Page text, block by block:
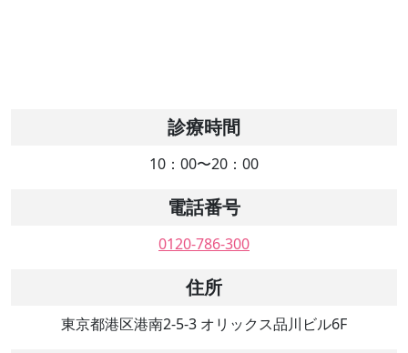
診療時間
10：00〜20：00
電話番号
0120-786-300
住所
東京都港区港南2-5-3 オリックス品川ビル6F